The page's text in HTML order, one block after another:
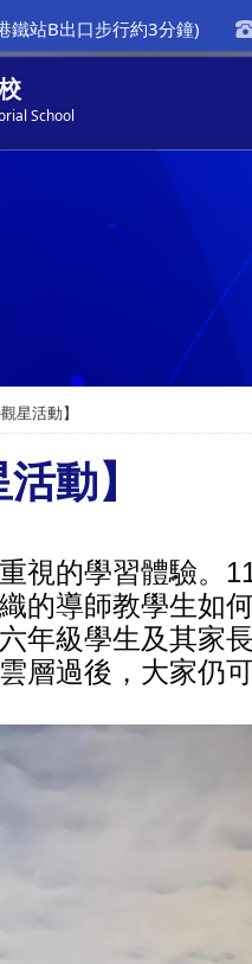
鐵站B出口步行約3分鐘)
School
星活動】
動】
視的學習體驗。
的導師教學生如
年級學生及其家
層過後，大家仍